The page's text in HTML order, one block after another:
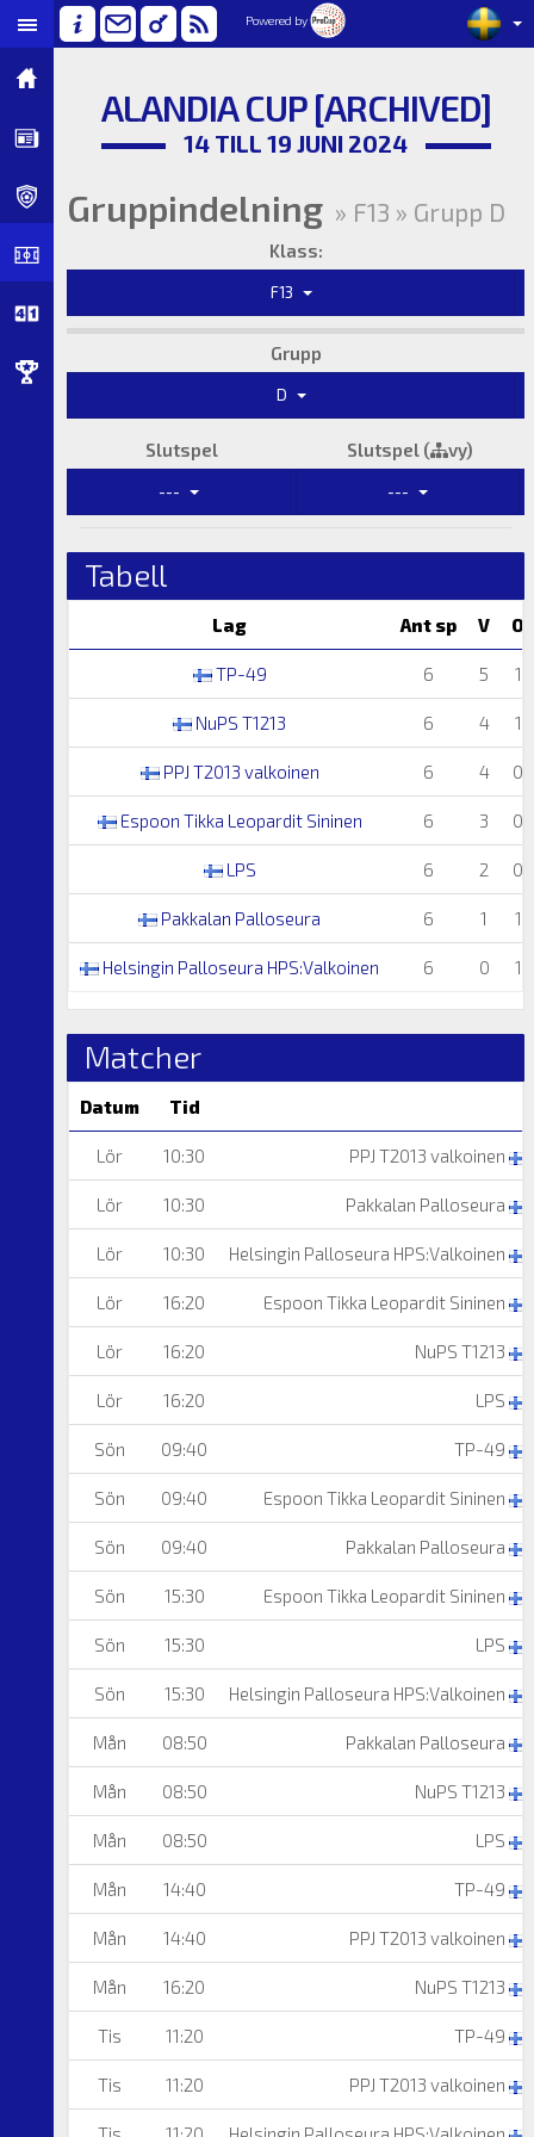
Powered by
ALANDIA CUP [ARCHIVED]
14 TILL 19 JUNI 2024
Gruppindelning » F13 » Grupp D
Klass:
F13
Grupp
D
Slutspel Slutspel ( vy)
--- ---
Tabell
Lag Ant sp V O
TP-49 6 5 1
NuPS T1213 6 4 1
PPJ T2013 valkoinen 6 4 0
Espoon Tikka Leopardit Sininen 6 3 0
LPS 6 2 0
Pakkalan Palloseura 6 1 1
Helsingin Palloseura HPS:Valkoinen 6 0 1
Matcher
Datum Tid
Lör 10:30 PPJ T2013 valkoinen
Lör 10:30 Pakkalan Palloseura
Lör 10:30 Helsingin Palloseura HPS:Valkoinen
Lör 16:20 Espoon Tikka Leopardit Sininen
Lör 16:20 NuPS T1213
Lör 16:20 LPS
Sön 09:40 TP-49
Sön 09:40 Espoon Tikka Leopardit Sininen
Sön 09:40 Pakkalan Palloseura
Sön 15:30 Espoon Tikka Leopardit Sininen
Sön 15:30 LPS
Sön 15:30 Helsingin Palloseura HPS:Valkoinen
Mån 08:50 Pakkalan Palloseura
Mån 08:50 NuPS T1213
Mån 08:50 LPS
Mån 14:40 TP-49
Mån 14:40 PPJ T2013 valkoinen
Mån 16:20 NuPS T1213
Tis 11:20 TP-49
Tis 11:20 PPJ T2013 valkoinen